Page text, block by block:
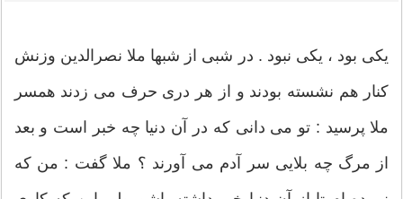
یکی بود ، یکی نبود . در شبی از شبها ملا نصرالدین وزنش
کنار هم نشسته بودند و از هر دری حرف می زدند همسر
ملا پرسید : تو می دانی که در آن دنیا چه خبر است و بعد
از مرگ چه بلایی سر ‌آدم می آورند ؟ ملا گفت : من که